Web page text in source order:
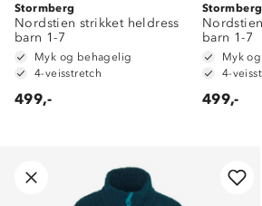
Stormberg
Nordstien strikket heldress
barn 1-7
Myk og behagelig
4-veisstretch
499,-
Stormberg
barn 1-7
Myk
4-
499,-